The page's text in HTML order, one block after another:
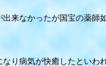
来なかったが国宝の薬師
り病気が快癒したといわ